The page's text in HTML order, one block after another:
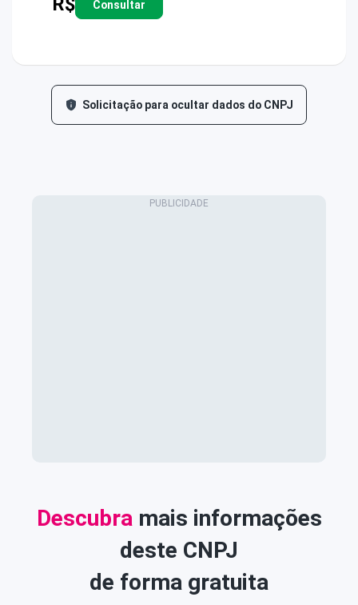
Consultar
Solicitação para ocultar dados do CNPJ
Descubramais informações
deste CNPJ
de forma gratuita